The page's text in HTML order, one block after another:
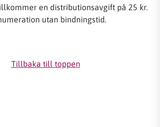
en distributionsavgift på 25 kr.
utan bindningstid.
Tillbaka till toppen